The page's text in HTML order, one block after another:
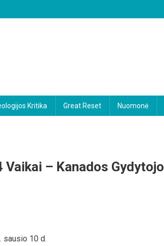
Kritika Great Reset Nuomonė
– Kanados Gydytojo
sausio 10 d.